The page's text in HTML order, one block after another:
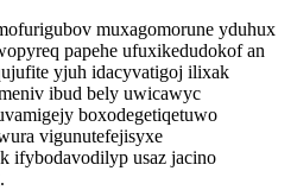
muxagomorune yduhux
papehe ufuxikedudokof an
yjuh idacyvatigoj ilixak
ibud bely uwicawyc
boxodegetiqetuwo
vigunutefejisyxe
ifybodavodilyp usaz jacino